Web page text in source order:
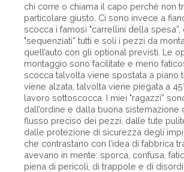
chi corre o chiama il capo perché non
particolare giusto. Ci sono invece a
scocca i famosi "carrellini della spesa”,
"sequenziati” tutti e soli i pezzi da
quell’auto con gli optional previsti. Le
montaggio sono facilitate e meno
scocca talvolta viene spostata a piano
viene alzata, talvolta viene piegata a
lavoro sottoscocca. I miei "ragazzi”
dall’ordine e dalla buona sistemazione
flusso preciso dei pezzi, dalle tute
dalle protezione di sicurezza degli
che contrastano con l’idea di fabbrica
avevano in mente: sporca, confusa,
piena di pericoli, di trappole e di